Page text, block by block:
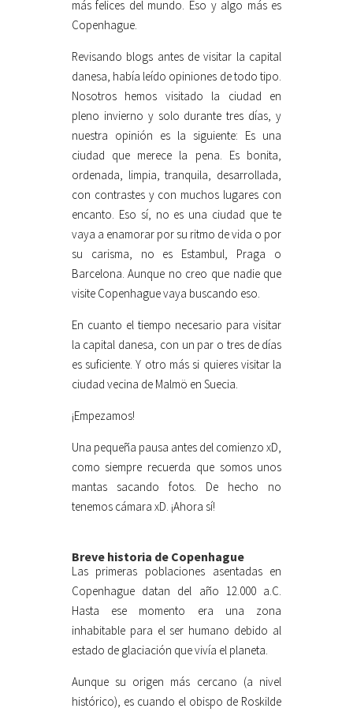
más felices del mundo. Eso y algo más es
Copenhague.
Revisando blogs antes de visitar la capital
danesa, había leído opiniones de todo tipo.
Nosotros hemos visitado la ciudad en
pleno invierno y solo durante tres días, y
nuestra opinión es la siguiente: Es una
ciudad que merece la pena. Es bonita,
ordenada, limpia, tranquila, desarrollada,
con contrastes y con muchos lugares con
encanto. Eso sí, no es una ciudad que te
vaya a enamorar por su ritmo de vida o por
su carisma, no es Estambul, Praga o
Barcelona. Aunque no creo que nadie que
visite Copenhague vaya buscando eso.
En cuanto el tiempo necesario para visitar
la capital danesa, con un par o tres de días
es suficiente. Y otro más si quieres visitar la
ciudad vecina de Malmö en Suecia.
¡Empezamos!
Una pequeña pausa antes del comienzo xD,
como siempre recuerda que somos unos
mantas sacando fotos. De hecho no
tenemos cámara xD. ¡Ahora sí!
Breve historia de Copenhague
Las primeras poblaciones asentadas en
Copenhague datan del año 12.000 a.C.
Hasta ese momento era una zona
inhabitable para el ser humano debido al
estado de glaciación que vivía el planeta.
Aunque su origen más cercano (a nivel
histórico), es cuando el obispo de Roskilde